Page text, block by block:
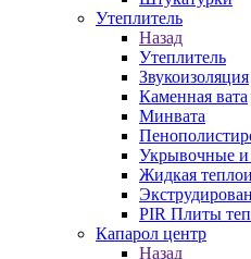
Утеплитель
Назад
Утеплитель
Звукоизоляция
Каменная вата
Минвата
Укрывочные
Жидкая
PIR Плиты
Капарол центр
Назад